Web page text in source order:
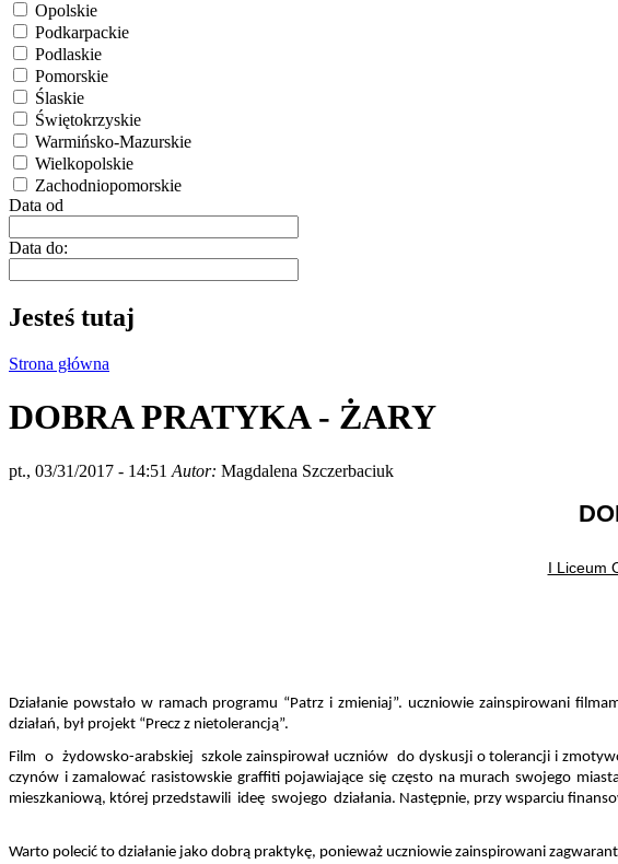
Opolskie
Podkarpackie
Podlaskie
Pomorskie
Ślaskie
Świętokrzyskie
Warmińsko-Mazurskie
Wielkopolskie
Zachodniopomorskie
Data od
Data do:
Jesteś tutaj
Strona główna
DOBRA PRATYKA - ŻARY
pt., 03/31/2017 - 14:51 Autor: Magdalena Szczerbaciuk
I Liceum
Działanie powstało w ramach programu “Patrz i zmieniaj”. uczniowie zainspirowani
działań, był projekt “Precz z nietolerancją”.
Film  o  żydowsko-arabskiej  szkole zainspirował uczniów  do dyskusji o tolerancji i
czynów i zamalować rasistowskie graffiti pojawiające się często na murach swojego
mieszkaniową, której przedstawili  ideę  swojego  działania. Następnie, przy wsparciu
Warto polecić to działanie jako dobrą praktykę, ponieważ uczniowie zainspirowani